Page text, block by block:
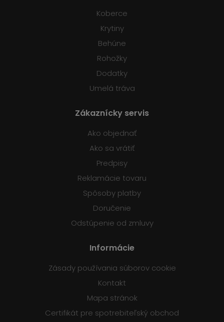
Koberce
Krytiny
Behúne
Rohožky
Dodatky
Umelá tráva
Zákaznícky servis
Ako objednať
Ako sa vrátiť
Predpisy
Reklamácie tovaru
Spôsoby platby
Doručenie
Odstúpenie od zmluvy
Informácie
Zásady používania súborov cookie
Kontakt
Mapa stránok
Certifikát pre spotrebiteľský obchod